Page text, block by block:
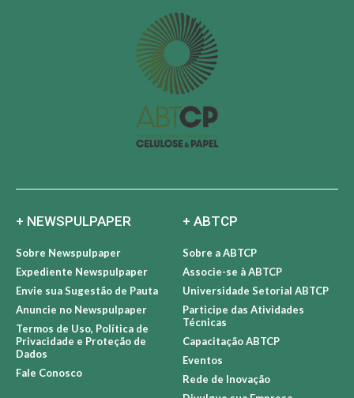
+ NEWSPULPAPER
Sobre Newspulpaper
Expediente Newspulpaper
Envie sua Sugestão de Pauta
Anuncie no Newspulpaper
Termos de Uso, Política de
Privacidade e Proteção de
Dados
Fale Conosco
+ ABTCP
Sobre a ABTCP
Associe-se à ABTCP
Universidade Setorial ABTCP
Participe das Atividades
Técnicas
Capacitação ABTCP
Eventos
Rede de Inovação